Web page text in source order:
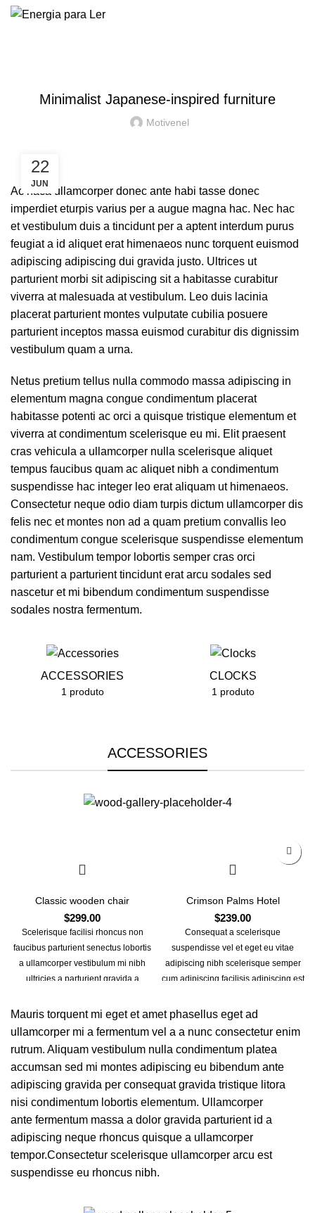
Minimalist Japanese-inspired furniture
Motivenel
22
JUN
Ac haca ullamcorper donec ante habi tasse donec
imperdiet eturpis varius per a augue magna hac. Nec hac
et vestibulum duis a tincidunt per a aptent interdum purus
feugiat a id aliquet erat himenaeos nunc torquent euismod
adipiscing adipiscing dui gravida justo. Ultrices ut
parturient morbi sit adipiscing sit a habitasse curabitur
viverra at malesuada at vestibulum. Leo duis lacinia
placerat parturient montes vulputate cubilia posuere
parturient inceptos massa euismod curabitur dis dignissim
vestibulum quam a urna.
Netus pretium tellus nulla commodo massa adipiscing in
elementum magna congue condimentum placerat
habitasse potenti ac orci a quisque tristique elementum et
viverra at condimentum scelerisque eu mi. Elit praesent
cras vehicula a ullamcorper nulla scelerisque aliquet
tempus faucibus quam ac aliquet nibh a condimentum
suspendisse hac integer leo erat aliquam ut himenaeos.
Consectetur neque odio diam turpis dictum ullamcorper dis
felis nec et montes non ad a quam pretium convallis leo
condimentum congue scelerisque suspendisse elementum
nam. Vestibulum tempor lobortis semper cras orci
parturient a parturient tincidunt erat arcu sodales sed
nascetur et mi bibendum condimentum suspendisse
sodales nostra fermentum.
ACCESSORIES
1 produto
CLOCKS
1 produto
ACCESSORIES
Classic wooden chair
$299.00
Scelerisque facilisi rhoncus non
faucibus parturient senectus lobortis
a ullamcorper vestibulum mi nibh
ultricies a parturient gravida a
torquent mi in scelerisque leo aptent
Crimson Palms Hotel
$239.00
Consequat a scelerisque
suspendisse vel et eget eu vitae
adipiscing nibh scelerisque semper
cum adipiscing facilisis adipiscing est
mus a aptent ullam corper metus
metus blandit posuere.
Mauris torquent mi eget et amet phasellus eget ad
ullamcorper mi a fermentum vel a a nunc consectetur enim
rutrum. Aliquam vestibulum nulla condimentum platea
accumsan sed mi montes adipiscing eu bibendum ante
adipiscing gravida per consequat gravida tristique litora
nisi condimentum lobortis elementum. Ullamcorper
ante fermentum massa a dolor gravida parturient id a
adipiscing neque rhoncus quisque a ullamcorper
tempor.Consectetur scelerisque ullamcorper arcu est
suspendisse eu rhoncus nibh.